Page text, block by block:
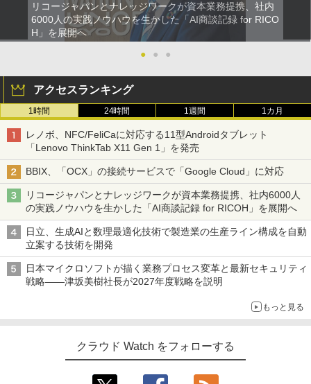
リコージャパンとナレッジワークが資本業務提携、社内
6000人の実践ノウハウを生かした「AI商談記録 for RICO
H」を展開へ
●
● ●
アクセスランキング
1時間 24時間 1週間 1カ月
レノボ、NFC/FeliCaに対応する11型Androidタブレット
「Lenovo ThinkTab X11 Gen 1」を発売
BBIX、「OCX」の接続サービスで「Google Cloud」に対応
リコージャパンとナレッジワークが資本業務提携、社内6000人
の実践ノウハウを生かした「AI商談記録 for RICOH」を展開へ
日立、生成AIと数理最適化技術で製造業の生産ライン構成を自動
立案する技術を開発
日本マイクロソフトが描く業務プロセス変革と最新セキュリティ
戦略――津坂美樹社長が2027年度戦略を説明
もっと見る
クラウド Watch をフォローする